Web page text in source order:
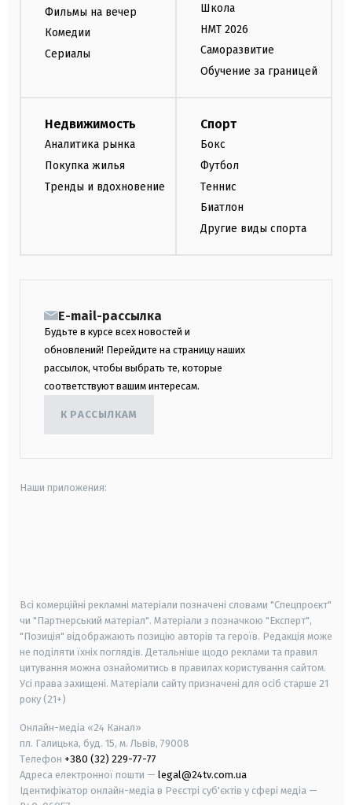
Фильмы на вечер
Комедии
Сериалы
Школа
НМТ 2026
Саморазвитие
Обучение за границей
Недвижимость
Аналитика рынка
Покупка жилья
Тренды и вдохновение
Спорт
Бокс
Футбол
Теннис
Биатлон
Другие виды спорта
E-mail-рассылка
Будьте в курсе всех новостей и
обновлений! Перейдите на страницу наших
рассылок, чтобы выбрать те, которые
соответствуют вашим интересам.
К РАССЫЛКАМ
Наши приложения:
Всі комерційні рекламні матеріали позначені словами "Спецпроєкт"
чи "Партнерський матеріал". Матеріали з позначкою "Експерт",
"Позиція" відображають позицію авторів та героїв. Редакція може
не поділяти їхніх поглядів. Детальніше щодо реклами та правил
цитування можна ознайомитись в правилах користування сайтом.
Усі права захищені. Матеріали сайту призначені для осіб старше 21
року (21+)
Онлайн-медіа «24 Канал»
пл. Галицька, буд. 15, м. Львів, 79008
Телефон +380 (32) 229-77-77
Адреса електронної пошти — legal@24tv.com.ua
Ідентифікатор онлайн-медіа в Реєстрі суб'єктів у сфері медіа —